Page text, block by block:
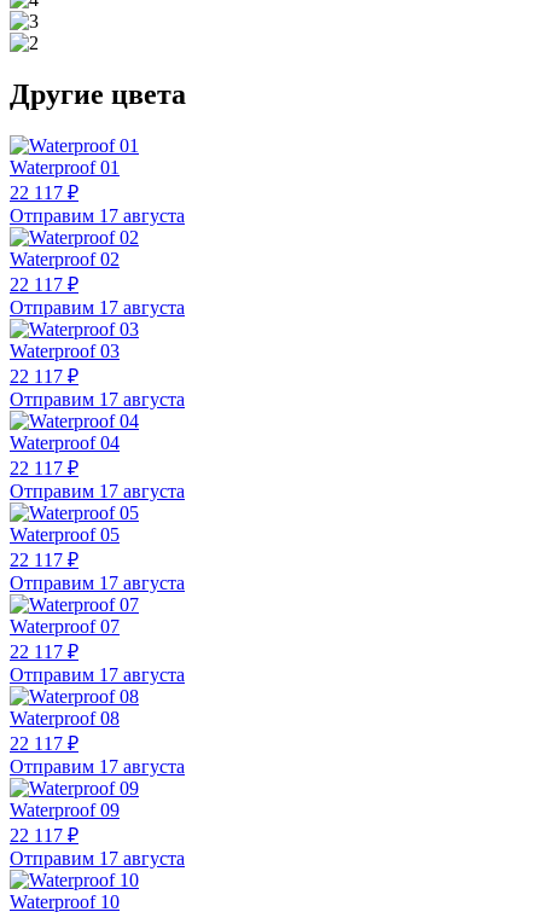
Другие цвета
Waterproof 01
22 117 ₽
Отправим 17 августа
Waterproof 02
22 117 ₽
Отправим 17 августа
Waterproof 03
22 117 ₽
Отправим 17 августа
Waterproof 04
22 117 ₽
Отправим 17 августа
Waterproof 05
22 117 ₽
Отправим 17 августа
Waterproof 07
22 117 ₽
Отправим 17 августа
Waterproof 08
22 117 ₽
Отправим 17 августа
Waterproof 09
22 117 ₽
Отправим 17 августа
Waterproof 10